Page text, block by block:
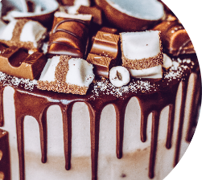
ZEPTEJ SE VĚDCE
ROČNÍKY KONTAKTY